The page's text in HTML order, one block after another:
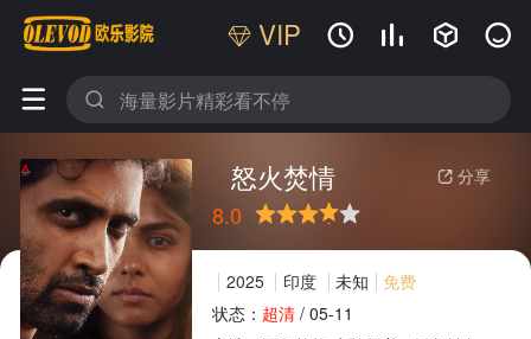
VIP    
 
 分享
怒火焚情
8.0
很差较差还行 推荐力荐
2025 印度 未知
免费
状态： 超清/ 05-11